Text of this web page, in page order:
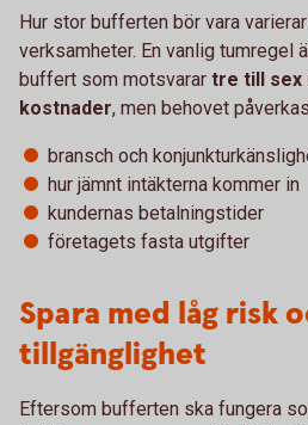
Hur stor bufferten bör vara
verksamheter. En vanlig tumregel
buffert som motsvarar tre till sex
kostnader, men behovet
bransch och
hur jämnt intäkterna kommer in
kundernas betalningstider
företagets fasta utgifter
Spara med låg risk
tillgänglighet
Eftersom bufferten ska fungera